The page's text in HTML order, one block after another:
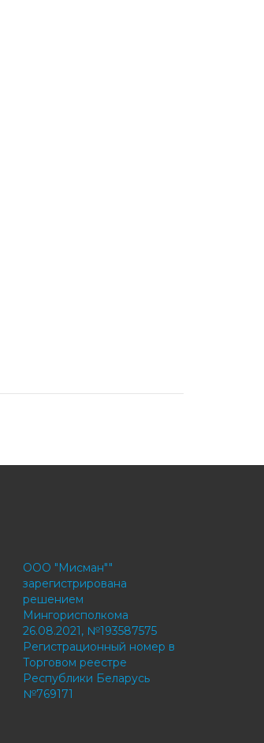
ООО "Мисман""
зарегистрирована
решением
Мингорисполкома
26.08.2021, №193587575
Регистрационный номер в
Торговом реестре
Республики Беларусь
№769171